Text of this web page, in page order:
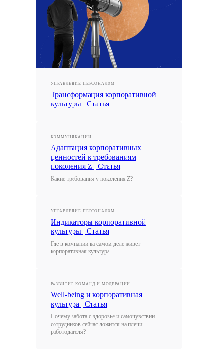
УПРАВЛЕНИЕ ПЕРСОНАЛОМ
Трансформация корпоративной
культуры | Статья
КОММУНИКАЦИИ
Адаптация корпоративных
ценностей к требованиям
поколения Z | Статья
Какие требования у поколения Z?
УПРАВЛЕНИЕ ПЕРСОНАЛОМ
Индикаторы корпоративной
культуры | Статья
Где в компании на самом деле живет
корпоративная культура
РАЗВИТИЕ КОМАНД И МОДЕРАЦИИ
Well-being и корпоративная
культура | Статья
Почему забота о здоровье и самочувствии
сотрудников сейчас ложится на плечи
работодателя?